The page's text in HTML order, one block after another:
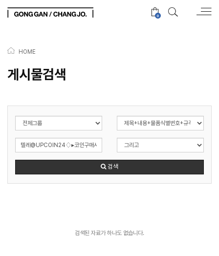
0
HOME
게시물검색
검색
검색된 자료가 하나도 없습니다.